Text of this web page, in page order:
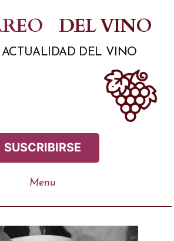
DEL VINO
ACTUALIDAD DEL VINO
SUSCRIBIRSE